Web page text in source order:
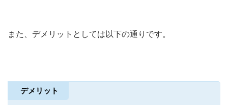
また、デメリットとしては以下の通りです。
デメリット